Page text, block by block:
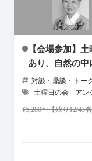
【会場参加】
あり、自然の中
対談・鼎談・トー
土曜日の会
アン
¥5,280〜【残り12/43